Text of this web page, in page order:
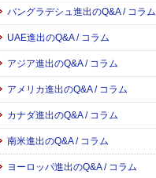
バングラデシュ進出のQ&A / コラム
UAE進出のQ&A / コラム
アジア進出のQ&A / コラム
アメリカ進出のQ&A / コラム
カナダ進出のQ&A / コラム
南米進出のQ&A / コラム
ヨーロッパ進出のQ&A / コラム